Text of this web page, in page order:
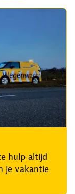
hulp altijd
je vakantie